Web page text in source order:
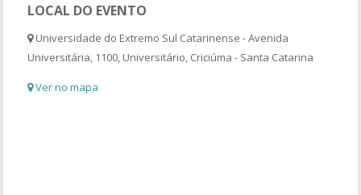
LOCAL DO EVENTO
Universidade do Extremo Sul Catarinense - Avenida
Universitária, 1100, Universitário, Criciúma - Santa Catarina
Ver no mapa